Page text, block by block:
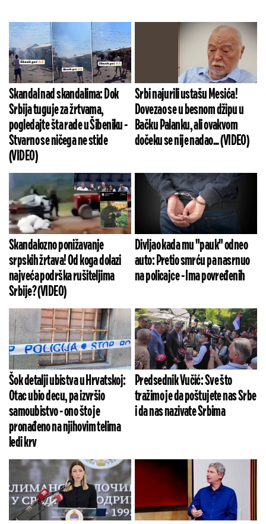
Skandal nad skandalima: Dok
Srbija tuguje za žrtvama,
pogledajte šta rade u Šibeniku -
Stvarno se ničega ne stide
(VIDEO)
Srbi najurili ustašu Mesića!
Dovezao se u besnom džipu u
Bačku Palanku, ali ovakvom
dočeku se nije nadao... (VIDEO)
Skandalozno ponižavanje
srpskih žrtava! Od koga dolazi
najveća podrška rušiteljima
Srbije? (VIDEO)
Divljao kada mu "pauk" odneo
auto: Pretio smrću pa nasrnuo
na policajce - Ima povređenih
Šok detalji ubistva u Hrvatskoj:
Otac ubio decu, pa izvršio
samoubistvo - ono što je
pronađeno na njihovim telima
ledi krv
Predsednik Vučić: Sve što
tražimo je da poštujete nas Srbe
i da nas nazivate Srbima